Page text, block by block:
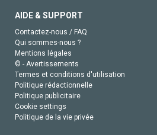
AIDE & SUPPORT
Contactez-nous / FAQ
Qui sommes-nous ?
Mentions légales
© - Avertissements
Termes et conditions d'utilisation
Politique rédactionnelle
Politique publicitaire
Cookie settings
Politique de la vie privée